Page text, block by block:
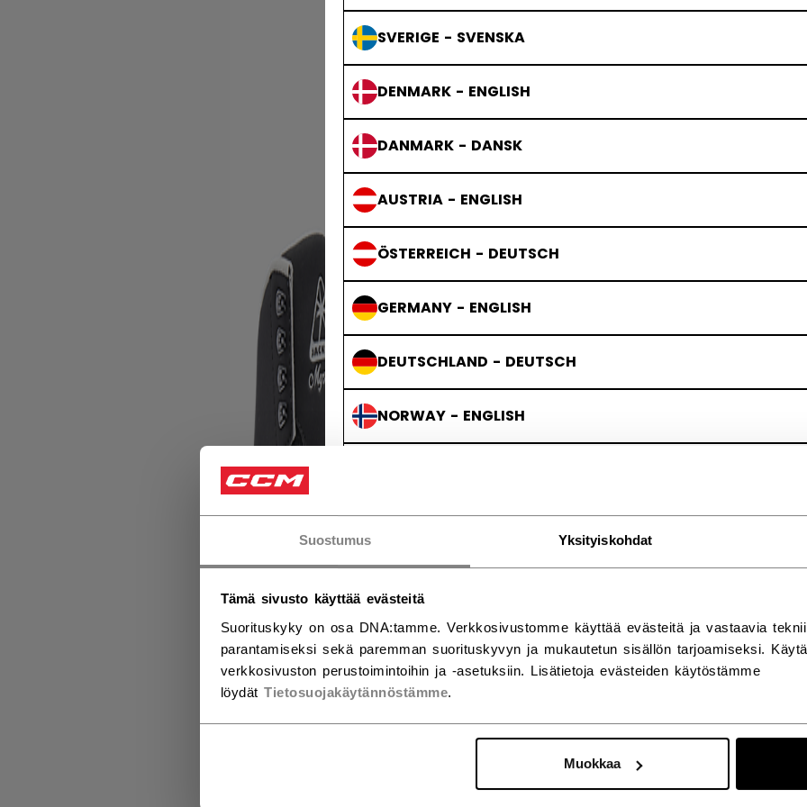
Suostumus Yksityiskohdat
Tämä sivusto käyttää evästeitä
Suorituskyky on osa DNA:tamme. Verkkosivustomme käyttää evästeitä ja vastaavia
parantamiseksi sekä paremman suorituskyvyn ja mukautetun sisällön tarjoamiseksi.
verkkosivuston perustoimintoihin ja -asetuksiin. Lisätietoja evästeiden käytöstämme
löydät Tietosuojakäytännöstämme.
Muokkaa
SVERIGE - SVENSKA
DENMARK - ENGLISH
DANMARK - DANSK
AUSTRIA - ENGLISH
ÖSTERREICH - DEUTSCH
GERMANY - ENGLISH
DEUTSCHLAND - DEUTSCH
NORWAY - ENGLISH